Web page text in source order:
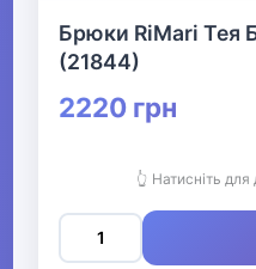
Брюки RiMari Тея
(21844)
2220 грн
👆 Натисніть для